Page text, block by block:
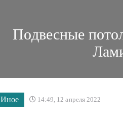
Подвесные
Иное 14:49, 12 апреля 2022